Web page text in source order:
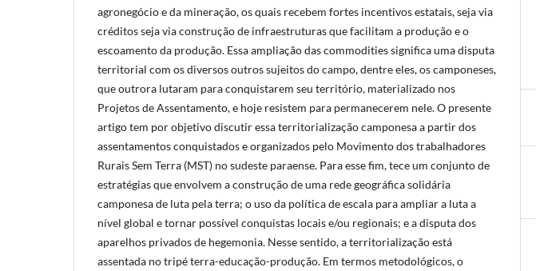
agronegócio e da mineração, os quais recebem fortes incentivos estatais, seja via
créditos seja via construção de infraestruturas que facilitam a produção e o
escoamento da produção. Essa ampliação das commodities significa uma disputa
territorial com os diversos outros sujeitos do campo, dentre eles, os camponeses,
que outrora lutaram para conquistarem seu território, materializado nos
Projetos de Assentamento, e hoje resistem para permanecerem nele. O presente
artigo tem por objetivo discutir essa territorialização camponesa a partir dos
assentamentos conquistados e organizados pelo Movimento dos trabalhadores
Rurais Sem Terra (MST) no sudeste paraense. Para esse fim, tece um conjunto de
estratégias que envolvem a construção de uma rede geográfica solidária
camponesa de luta pela terra; o uso da política de escala para ampliar a luta a
nível global e tornar possível conquistas locais e/ou regionais; e a disputa dos
aparelhos privados de hegemonia. Nesse sentido, a territorialização está
assentada no tripé terra-educação-produção. Em termos metodológicos, o